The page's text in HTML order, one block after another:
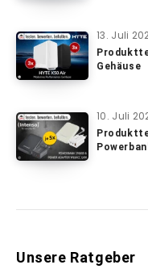
13. Juli
Gehäuse
10. Juli
Unsere Ratgeber